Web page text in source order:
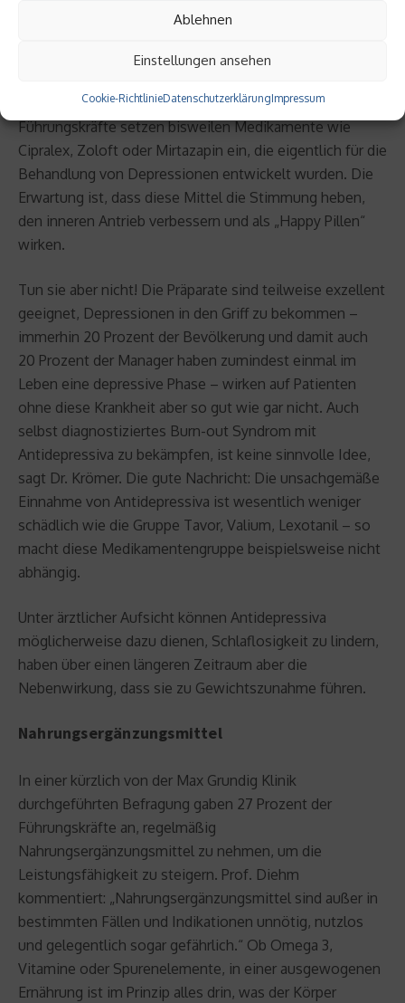
Ablehnen
Einstellungen ansehen
Cookie-RichtlinieDatenschutzerklärungImpressum
Einheit Sport als wesentlich klügerer Alternative –
Führungskräfte setzen bisweilen Medikamente wie
Cipralex, Zoloft oder Mirtazapin ein, die eigentlich für die
Behandlung von Depressionen entwickelt wurden. Die
Erwartung ist, dass diese Mittel die Stimmung heben,
den inneren Antrieb verbessern und als „Happy Pillen“
wirken.
Tun sie aber nicht! Die Präparate sind teilweise exzellent
geeignet, Depressionen in den Griff zu bekommen –
immerhin 20 Prozent der Bevölkerung und damit auch
20 Prozent der Manager haben zumindest einmal im
Leben eine depressive Phase – wirken auf Patienten
ohne diese Krankheit aber so gut wie gar nicht. Auch
selbst diagnostiziertes Burn-out Syndrom mit
Antidepressiva zu bekämpfen, ist keine sinnvolle Idee,
sagt Dr. Krömer. Die gute Nachricht: Die unsachgemäße
Einnahme von Antidepressiva ist wesentlich weniger
schädlich wie die Gruppe Tavor, Valium, Lexotanil – so
macht diese Medikamentengruppe beispielsweise nicht
abhängig.
Unter ärztlicher Aufsicht können Antidepressiva
möglicherweise dazu dienen, Schlaflosigkeit zu lindern,
haben über einen längeren Zeitraum aber die
Nebenwirkung, dass sie zu Gewichtszunahme führen.
Nahrungsergänzungsmittel
In einer kürzlich von der Max Grundig Klinik
durchgeführten Befragung gaben 27 Prozent der
Führungskräfte an, regelmäßig
Nahrungsergänzungsmittel zu nehmen, um die
Leistungsfähigkeit zu steigern. Prof. Diehm
kommentiert: „Nahrungsergänzungsmittel sind außer in
bestimmten Fällen und Indikationen unnötig, nutzlos
und gelegentlich sogar gefährlich.“ Ob Omega 3,
Vitamine oder Spurenelemente, in einer ausgewogenen
Ernährung ist im Prinzip alles drin, was der Körper